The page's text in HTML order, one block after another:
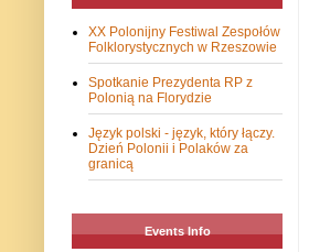
XX Polonijny Festiwal Zespołów
Folklorystycznych w Rzeszowie
Spotkanie Prezydenta RP z
Polonią na Florydzie
Język polski - język, który łączy.
Dzień Polonii i Polaków za
granicą
Events Info